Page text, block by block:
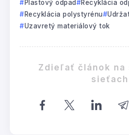
Plastový odpad
Recyklácia
Recyklácia polystyrénu
Uzavretý materiálový tok
Zdieľať článok na
sieťach